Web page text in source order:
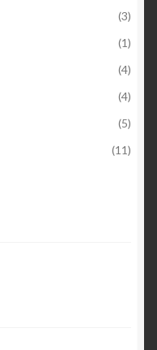
(3)
(1)
(4)
(4)
(5)
(11)